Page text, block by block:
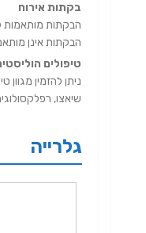
בקתות אירוח
הבקתות מותאמות
הבקתות אינן
טיפולים
ניתן להזמין
שיאצו,
גלרייה